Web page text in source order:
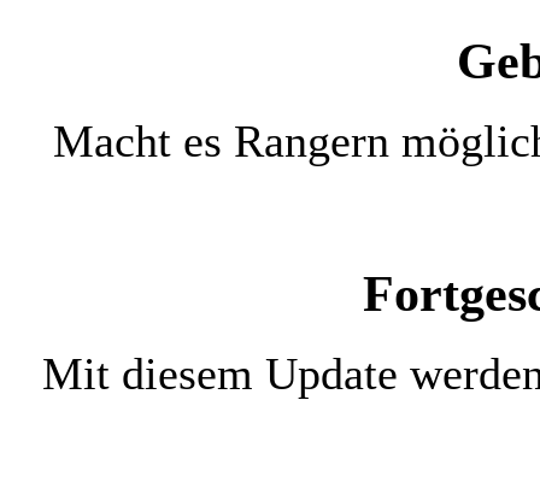
Macht es Rangern
Mit diesem Update